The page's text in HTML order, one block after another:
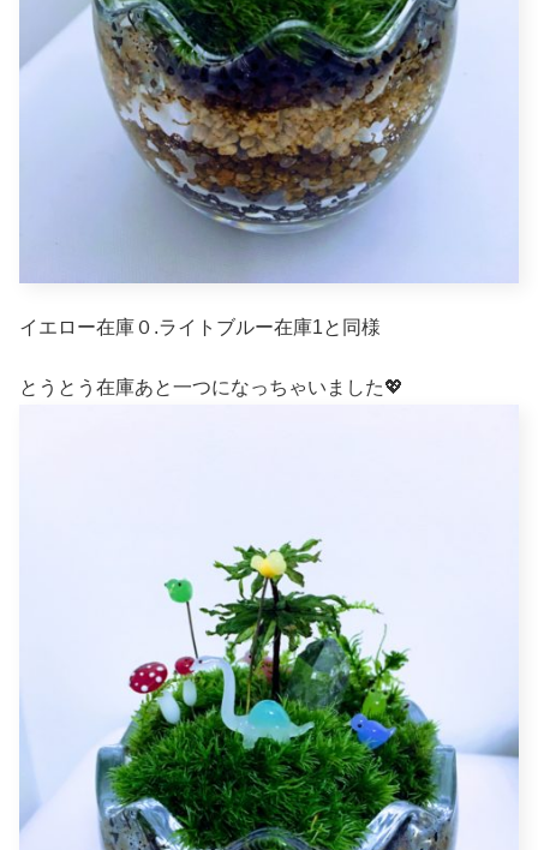
イエロー在庫０.ライトブルー在庫1と同様
とうとう在庫あと一つになっちゃいました💖